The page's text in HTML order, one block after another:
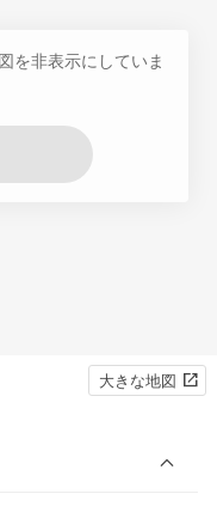
を非表示にしていま
大きな地図